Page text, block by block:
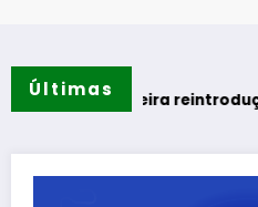
Últimasreintrodução de